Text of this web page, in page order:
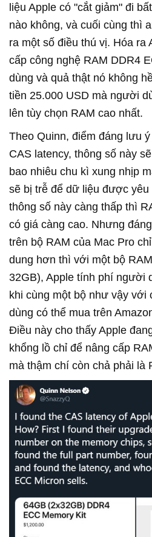
liệu Apple có "cắt giảm" đi
nào không, và cuối cùng thì
ra một số điều thú vị. Hóa ra
cấp công nghệ RAM DDR4
dùng và quả thật nó không
tiền 25.000 USD mà người
lên tùy chọn RAM cao nhất.
Theo Quinn, điểm đáng lưu
CAS latency, thông số này
bao nhiêu chu kì xung nhịp
sẽ bị trễ để dữ liệu được
thông số này càng thấp thì
có giá càng cao. Nhưng
trên bộ RAM của Mac Pro
dung hơn thì với một bộ
32GB), Apple tính phí người
khi cùng một bộ như vậy với
dùng có thể mua trên
Điều này cho thấy Apple
khổng lồ chỉ để nâng cấp
mà thậm chí còn chả phải là